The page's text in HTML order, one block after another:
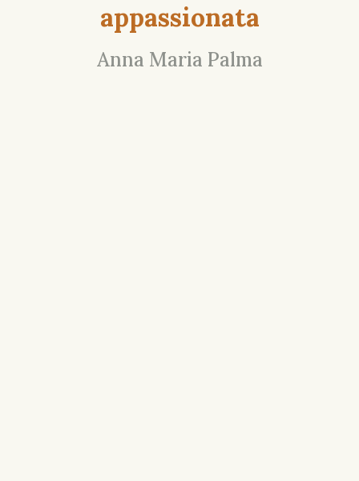
appassionata
Anna Maria Palma